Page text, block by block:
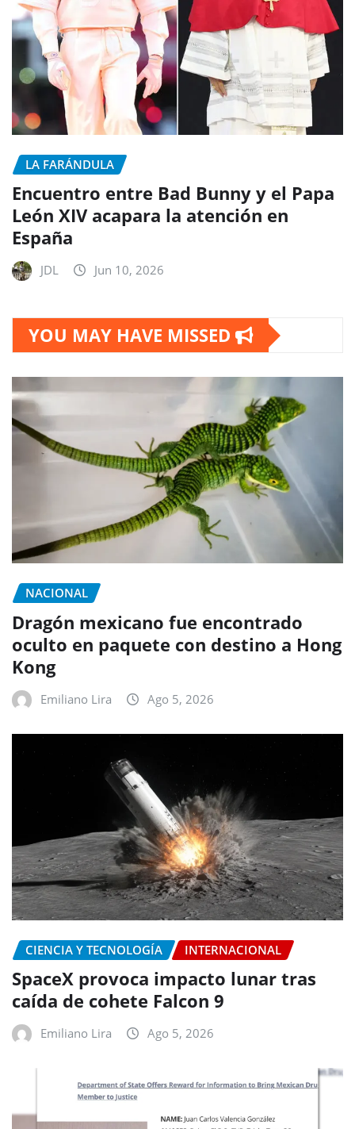
LA FARÁNDULA
Encuentro entre Bad Bunny y el Papa
León XIV acapara la atención en
España
JDL Jun 10, 2026
YOU MAY HAVE MISSED
NACIONAL
Dragón mexicano fue encontrado
oculto en paquete con destino a Hong
Kong
Emiliano Lira Ago 5, 2026
CIENCIA Y TECNOLOGÍA INTERNACIONAL
SpaceX provoca impacto lunar tras
caída de cohete Falcon 9
Emiliano Lira Ago 5, 2026